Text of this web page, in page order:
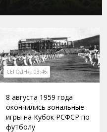
СЕГОДНЯ, 03:46
8 августа 1959 года
окончились зональные
игры на Кубок РСФСР по
футболу